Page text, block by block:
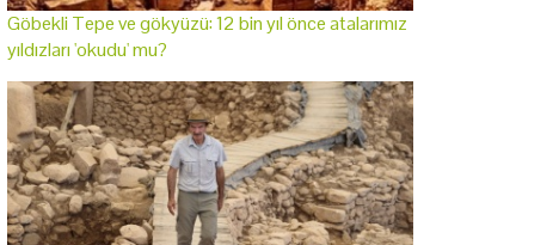
Göbekli Tepe ve gökyüzü: 12 bin yıl önce atalarımız
yıldızları 'okudu' mu?